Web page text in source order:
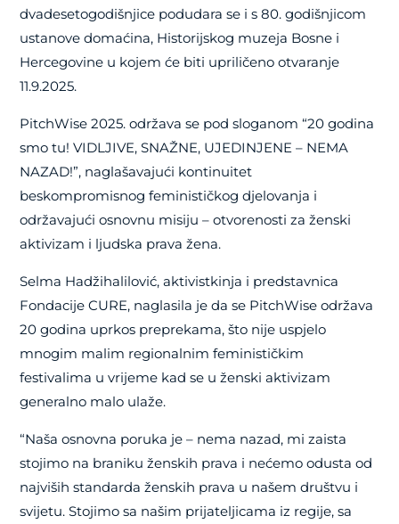
dvadesetogodišnjice podudara se i s 80. godišnjicom
ustanove domaćina, Historijskog muzeja Bosne i
Hercegovine u kojem će biti upriličeno otvaranje
11.9.2025.
PitchWise 2025. održava se pod sloganom “20 godina
smo tu! VIDLJIVE, SNAŽNE, UJEDINJENE – NEMA
NAZAD!”, naglašavajući kontinuitet
beskompromisnog feminističkog djelovanja i
održavajući osnovnu misiju – otvorenosti za ženski
aktivizam i ljudska prava žena.
Selma Hadžihalilović, aktivistkinja i predstavnica
Fondacije CURE, naglasila je da se PitchWise održava
20 godina uprkos preprekama, što nije uspjelo
mnogim malim regionalnim feminističkim
festivalima u vrijeme kad se u ženski aktivizam
generalno malo ulaže.
“Naša osnovna poruka je – nema nazad, mi zaista
stojimo na braniku ženskih prava i nećemo odusta od
najviših standarda ženskih prava u našem društvu i
svijetu. Stojimo sa našim prijateljicama iz regije, sa